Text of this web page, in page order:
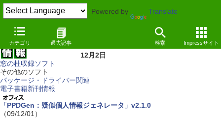
Powered by Translate
カテゴリ 過去記事 検索 Impressサイト
12月2日
窓の杜収録ソフト
その他のソフト
パッケージ・ドライバー関連
電子書籍新刊情報
「PPDGen：疑似個人情報ジェネレータ」v2.1.0
（09/12/01）